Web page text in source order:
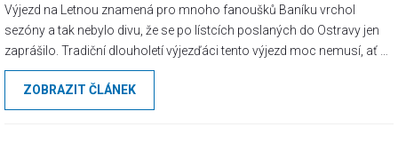
Výjezd na Letnou znamená pro mnoho fanoušků Baníku vrchol
sezóny a tak nebylo divu, že se po lístcích poslaných do Ostravy jen
zaprášilo. Tradiční dlouholetí výjezďáci tento výjezd moc nemusí, ať už
z důvodu alkoholových radovánek svátečních fanoušků, se kterými
jdou ruku v ruce nešvary jako řvaní z vlaku či pózování totálně
navalených lidí pro senzacechtivý bulvár.
ZOBRAZIT ČLÁNEK